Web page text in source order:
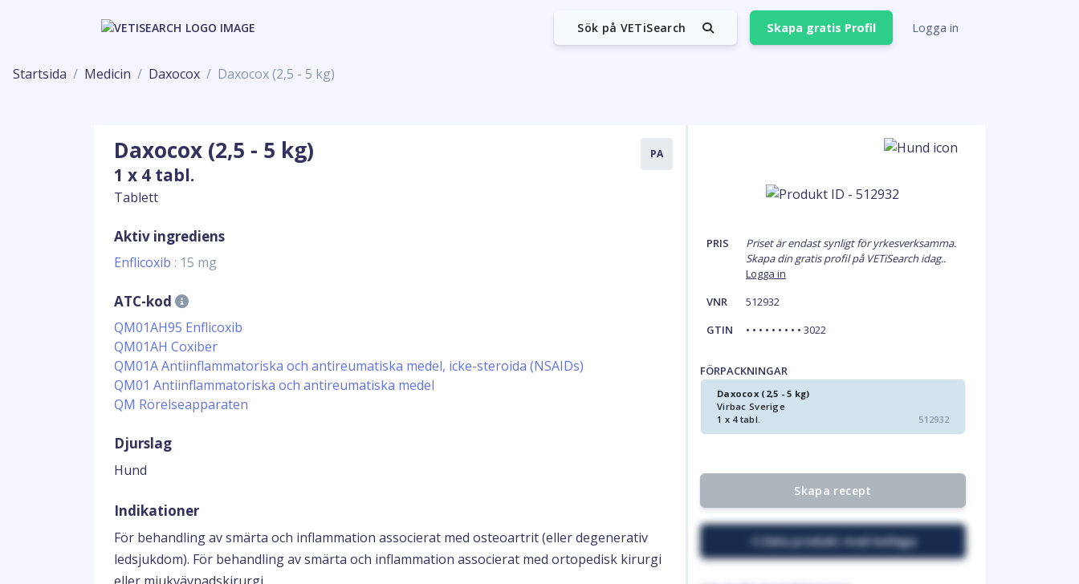
Sök på VETiSearch Skapa gratis Profil Logga in
Startsida Medicin Daxocox Daxocox (2,5 - 5 kg)
Daxocox (2,5 - 5 kg)
1 x 4 tabl.
Tablett
PA
Aktiv ingrediens
Enflicoxib : 15 mg
ATC-kod
QM01AH95 Enflicoxib
QM01AH Coxiber
QM01A Antiinflammatoriska och antireumatiska medel, icke-steroida (NSAIDs)
QM01 Antiinflammatoriska och antireumatiska medel
QM Rörelseapparaten
Djurslag
Hund
Indikationer
För behandling av smärta och inflammation associerat med osteoartrit (eller degenerativ
ledsjukdom). För behandling av smärta och inflammation associerat med ortopedisk kirurgi
PRIS
Priset är endast synligt för yrkesverksamma.
Skapa din gratis profil på VETiSearch idag..
Logga in
VNR
512932
GTIN
• • • • • • • • • 3022
FÖRPACKNINGAR
Daxocox (2,5 - 5 kg)
Virbac Sverige
1 x 4 tabl.
512932
Skapa recept
Dela produkt med kollega